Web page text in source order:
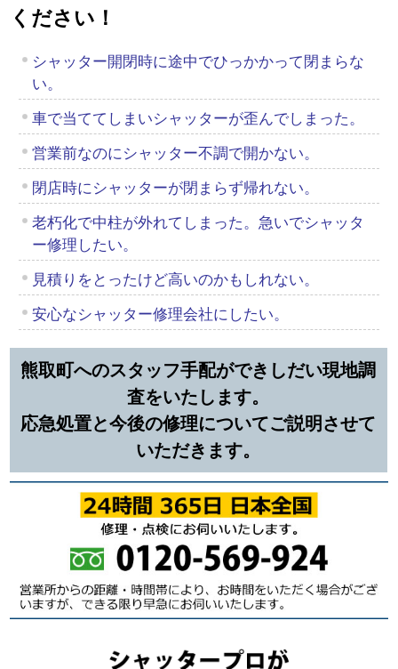
ください！
シャッター開閉時に途中でひっかかって閉まらな
い。
車で当ててしまいシャッターが歪んでしまった。
営業前なのにシャッター不調で開かない。
閉店時にシャッターが閉まらず帰れない。
老朽化で中柱が外れてしまった。急いでシャッタ
ー修理したい。
見積りをとったけど高いのかもしれない。
安心なシャッター修理会社にしたい。
熊取町へのスタッフ手配ができしだい現地調
査をいたします。
応急処置と今後の修理についてご説明させて
いただきます。